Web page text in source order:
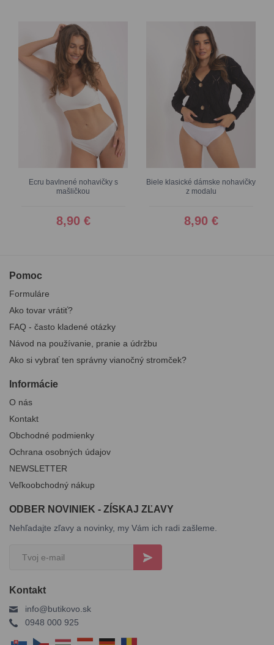
Ecru bavlnené nohavičky s
mašličkou
8,90 €
Biele klasické dámske nohavičky
z modalu
8,90 €
Pomoc
Formuláre
Ako tovar vrátiť?
FAQ - často kladené otázky
Návod na používanie, pranie a údržbu
Ako si vybrať ten správny vianočný stromček?
Informácie
O nás
Kontakt
Obchodné podmienky
Ochrana osobných údajov
NEWSLETTER
Veľkoobchodný nákup
ODBER NOVINIEK - ZÍSKAJ ZĽAVY
Nehľadajte zľavy a novinky, my Vám ich radi zašleme.
Kontakt
info@butikovo.sk
0948 000 925